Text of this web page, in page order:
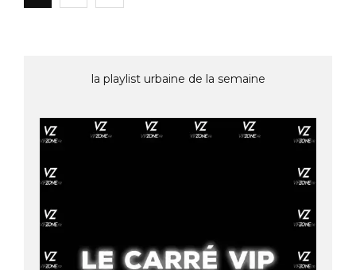
la playlist urbaine de la semaine